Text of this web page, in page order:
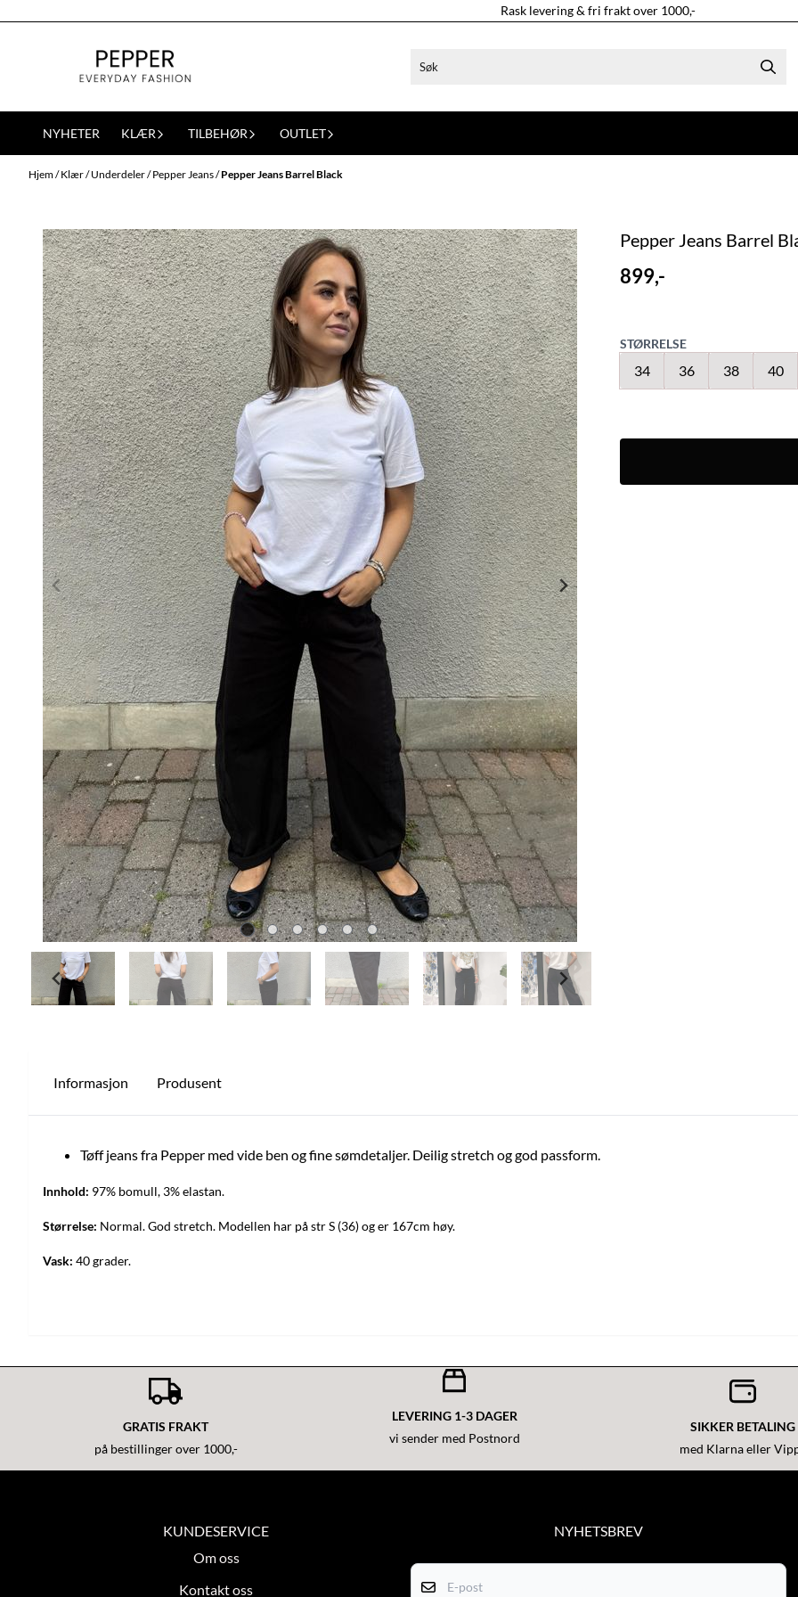
Rask levering & fri frakt over 1000,-
NYHETER KLÆR TILBEHØR OUTLET
Hjem/Klær/Underdeler/Pepper Jeans/Pepper Jeans Barrel Black
Pepper Jeans Barrel
899,-
STØRRELSE
34 36 38 40
Informasjon Produsent
Tøff jeans fra Pepper med vide ben og fine sømdetaljer. Deilig stretch og god passform.
Innhold: 97% bomull, 3% elastan.
Størrelse: Normal. God stretch. Modellen har på str S (36) og er 167cm høy.
Vask: 40 grader.
GRATIS FRAKT
på bestillinger over 1000,-
LEVERING 1-3 DAGER
vi sender med Postnord
SIKKER BETALING
med Klarna eller
KUNDESERVICE
Om oss
Kontakt oss
NYHETSBREV